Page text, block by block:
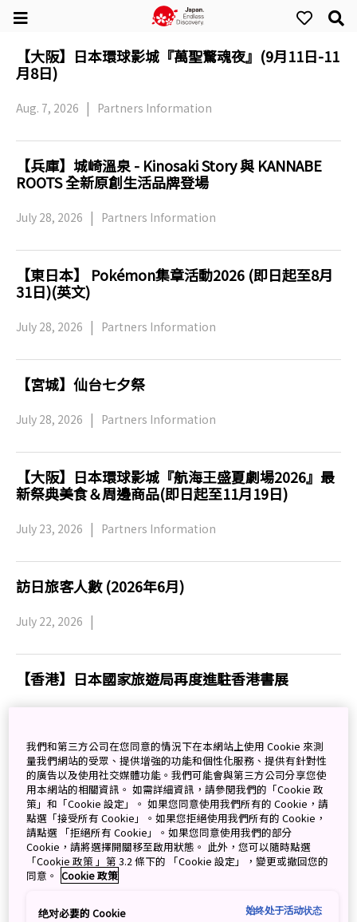
【大阪】日本環球影城『萬聖驚魂夜』(9月11日-11
月8日)
Aug. 7, 2026 Partners Information
【兵庫】城崎溫泉 - Kinosaki Story 與 KANNABE
ROOTS 全新原創生活品牌登場
July 28, 2026 Partners Information
【東日本】 Pokémon集章活動2026 (即日起至8月
31日)(英文)
July 28, 2026 Partners Information
【宮城】仙台七夕祭
July 28, 2026 Partners Information
【大阪】日本環球影城『航海王盛夏劇場2026』最
新祭典美食＆周邊商品(即日起至11月19日)
July 23, 2026 Partners Information
訪日旅客人數 (2026年6月)
July 22, 2026
【香港】日本國家旅遊局再度進駐香港書展
【長崎】豪斯登堡 安心享受「精彩樂趣不停歇！」
的清涼體驗
July 13, 2026 Partners Information
【大阪】日本環球影城 『航海王盛夏劇場2026』(7
我們和第三方公司在您同意的情況下在本網站上使用 Cookie 來測
量我們網站的受眾、提供增強的功能和個性化服務、提供有針對性
的廣告以及使用社交媒體功能。我們可能會與第三方公司分享您使
用本網站的相關資訊。 如需詳細資訊，請參閱我們的「Cookie 政
策」和「Cookie 設定」。 如果您同意使用我們所有的 Cookie，請
點選「接受所有 Cookie」。如果您拒絕使用我們所有的 Cookie，
請點選 「拒絕所有 Cookie」。如果您同意使用我們的部分
Cookie，請將選擇開關移至啟用狀態。 此外，您可以隨時點選
「Cookie 政策 」第 3.2 條下的 「Cookie 設定」，變更或撤回您的
同意。 Cookie 政策
绝对必要的 Cookie 始终处于活动状态